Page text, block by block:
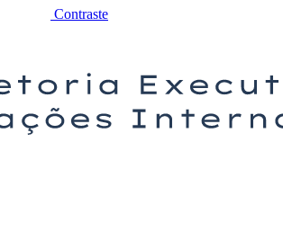
Contraste